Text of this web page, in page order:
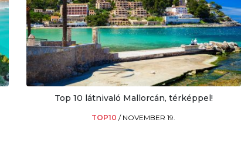
Top 10 látnivaló Mallorcán, térképpel!
TOP10/ NOVEMBER 19.